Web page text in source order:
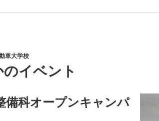
車大学校
イベント
備科オープンキャンパ